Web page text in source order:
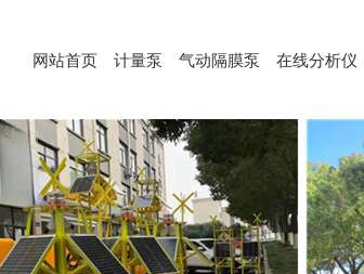
网站首页 计量泵 气动隔膜泵 在线分析仪